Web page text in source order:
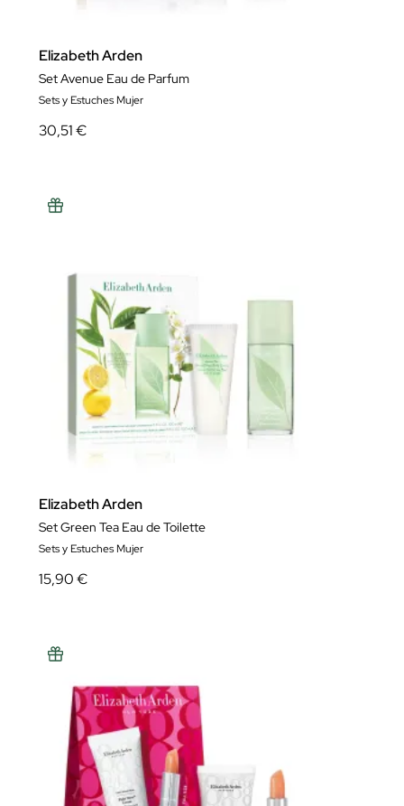
Elizabeth Arden
Set Avenue Eau de Parfum
Sets y Estuches Mujer
30,51 €
Elizabeth Arden
Set Green Tea Eau de Toilette
Sets y Estuches Mujer
15,90 €